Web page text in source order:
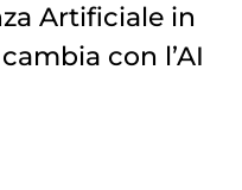
Artificiale in
con l’AI